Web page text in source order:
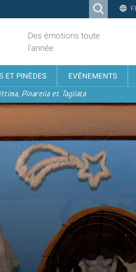
Ricerca
Search…
Des émotions toute
l'année
ET PINÈDES EVÉNEMENTS
Pinarella et Tagliata